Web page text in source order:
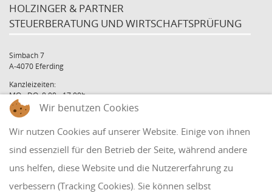
HOLZINGER & PARTNER
STEUERBERATUNG UND WIRTSCHAFTSPRÜFUNG
Simbach 7
A-4070 Eferding
Kanzleizeiten:
MO - DO: 8:00 - 17:00h
FR: 8:00 - 12:00h
Tel: +43 7272 39 79 - 0
Fax: +43 7272 39 79 - 9
QUICKLINKS
Wir benutzen Cookies
Wir nutzen Cookies auf unserer Website. Einige von ihnen
sind essenziell für den Betrieb der Seite, während andere
uns helfen, diese Website und die Nutzererfahrung zu
verbessern (Tracking Cookies). Sie können selbst